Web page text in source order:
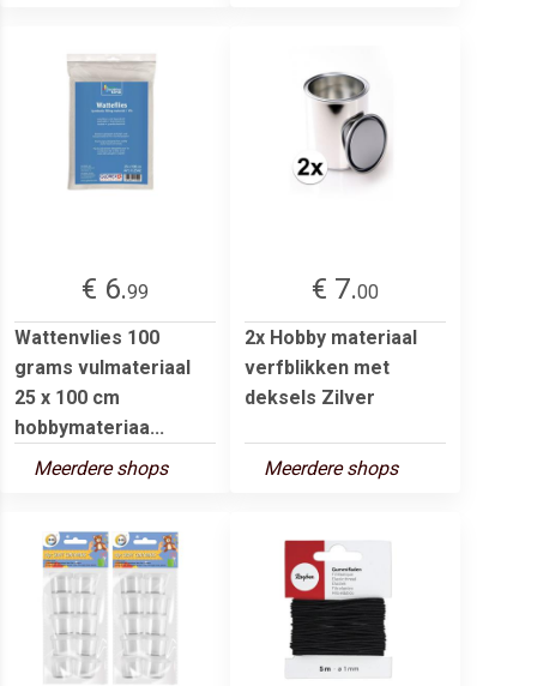
€ 6.99
Wattenvlies 100
grams vulmateriaal
25 x 100 cm
hobbymateriaa...
Meerdere shops
€ 7.00
2x Hobby materiaal
verfblikken met
deksels Zilver
Meerdere shops